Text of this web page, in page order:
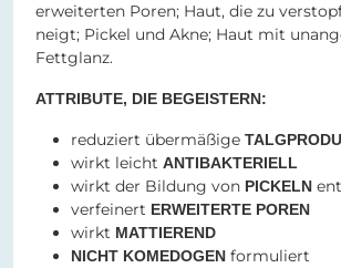
erweiterten Poren; Haut, die zu
neigt; Pickel und Akne; Haut mit
Fettglanz.
ATTRIBUTE, DIE BEGEISTERN:
reduziert übermäßige
wirkt leicht ANTIBAKTERIELL
wirkt der Bildung von PICKELN
verfeinert ERWEITERTE POREN
wirkt MATTIEREND
NICHT KOMEDOGEN formuliert